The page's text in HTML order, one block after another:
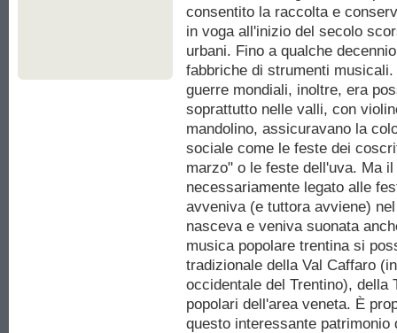
consentito la raccolta e
in voga all'inizio del secolo
urbani. Fino a qualche
fabbriche di strumenti
guerre mondiali, inoltre, era
soprattutto nelle valli, con
mandolino, assicuravano la
sociale come le feste dei
marzo" o le feste dell'uva. Ma
necessariamente legato alle
avveniva (e tuttora avviene)
nasceva e veniva suonata
musica popolare trentina si
tradizionale della Val Caffaro
occidentale del Trentino), della
popolari dell'area veneta. È
questo interessante